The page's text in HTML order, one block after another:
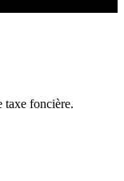
taxe foncière.